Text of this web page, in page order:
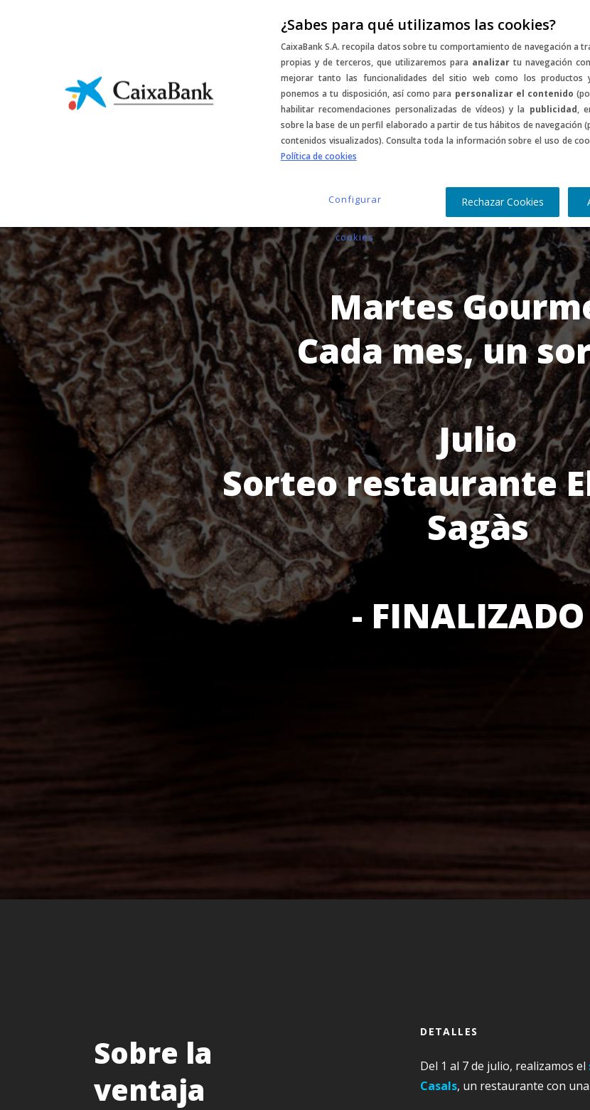
¿Sabes para qué utilizamos las cookies?
CaixaBank S.A. recopila datos sobre tu comportamiento de navegación a
propias y de terceros, que utilizaremos para analizar tu navegación
mejorar tanto las funcionalidades del sitio web como los productos
ponemos a tu disposición, así como para personalizar el contenido
habilitar recomendaciones personalizadas de vídeos) y la publicidad,
sobre la base de un perfil elaborado a partir de tus hábitos de navegación
contenidos visualizados). Consulta toda la información sobre el uso de
Política de cookies
Configurar
cookies
Rechazar Cookies
Sorteos y descuentos Music Sports Gastro
Martes
Cada mes, un
Julio
Sorteo restaurante
Sagàs
-
Sobre la
ventaja
DETALLES
Del 1 al 7 de julio, realizamos el
Casals, un restaurante con